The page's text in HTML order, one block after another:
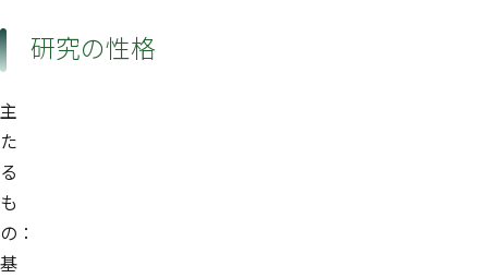
研究の性格
主
た
る
も
の：
基